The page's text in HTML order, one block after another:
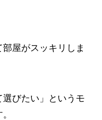
屋がスッキリしま
びたい」というモ